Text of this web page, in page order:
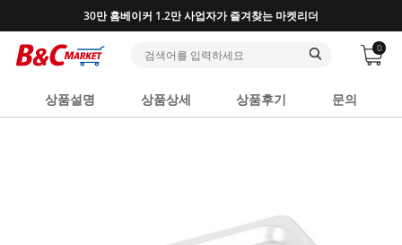
30만 홈베이커 1.2만 사업자가 즐겨찾는 마켓리더
0
상품설명 상품상세 상품후기 문의